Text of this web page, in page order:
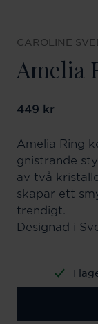
CAROLINE
Amelia
Pris:449 kr
449 kr
Amelia Ring
gnistrande
av två
skapar ett
trendigt.
Designad i
I